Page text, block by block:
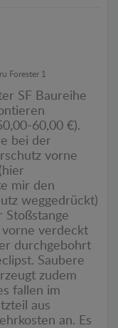
Forester 1
SF Baureihe
60,00 €).
bei der
vorne
mir den
weggedrückt)
Stoßstange
verdeckt
durchgebohrt
Saubere
zudem
fallen im
aus
an. Es